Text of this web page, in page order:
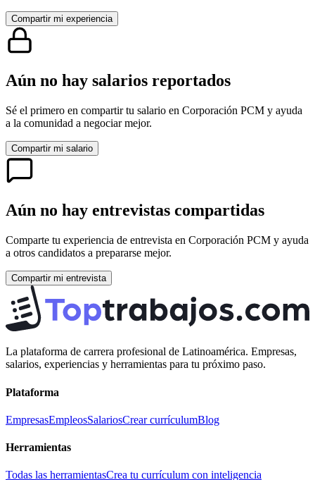
Compartir mi experiencia
Aún no hay salarios reportados
Sé el primero en compartir tu salario en Corporación PCM y ayuda
a la comunidad a negociar mejor.
Compartir mi salario
Aún no hay entrevistas compartidas
Comparte tu experiencia de entrevista en Corporación PCM y ayuda
a otros candidatos a prepararse mejor.
Compartir mi entrevista
La plataforma de carrera profesional de Latinoamérica. Empresas,
salarios, experiencias y herramientas para tu próximo paso.
Plataforma
EmpresasEmpleosSalariosCrear currículumBlog
Herramientas
Todas las herramientasCrea tu currículum con inteligencia